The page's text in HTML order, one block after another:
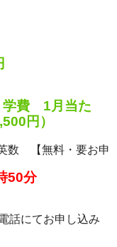
費 1月当た
円）
数 【無料・要お申
50分
話にてお申し込み